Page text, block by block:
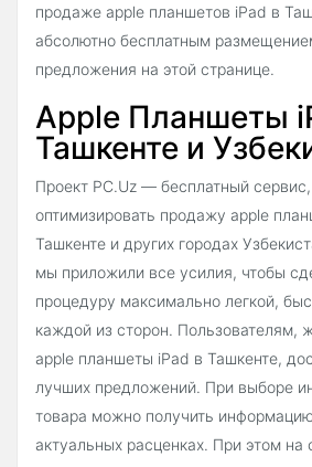
продаже apple планшетов iPad в
абсолютно бесплатным
предложения на этой странице.
Apple Планшеты
Ташкенте и
Проект PC.Uz — бесплатный
оптимизировать продажу apple
Ташкенте и других городах
мы приложили все усилия, чтобы
процедуру максимально легкой,
каждой из сторон. Пользователям,
apple планшеты iPad в Ташкенте,
лучших предложений. При выборе
товара можно получить
актуальных расценках. При этом на